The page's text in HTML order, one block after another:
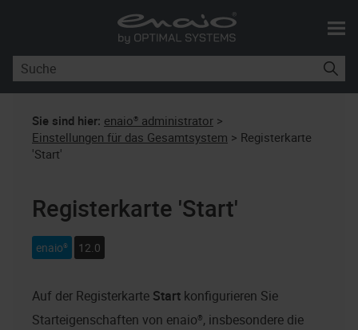
Skip To Main Content
Sie sind hier: enaio® administrator >
Einstellungen für das Gesamtsystem > Registerkarte
'Start'
Registerkarte 'Start'
enaio® 12.0
Auf der Registerkarte Start konfigurieren Sie
Starteigenschaften von enaio®, insbesondere die